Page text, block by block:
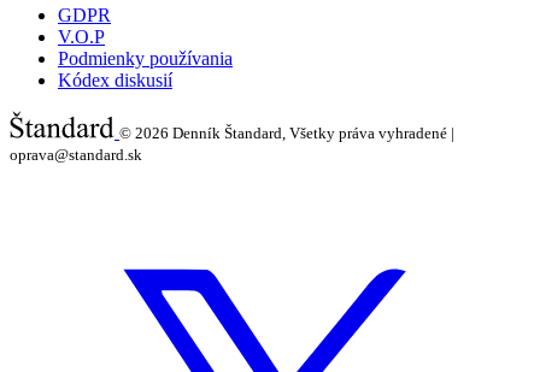
GDPR
V.O.P
Podmienky používania
Kódex diskusií
© 2026 Denník Štandard, Všetky práva vyhradené |
oprava@standard.sk